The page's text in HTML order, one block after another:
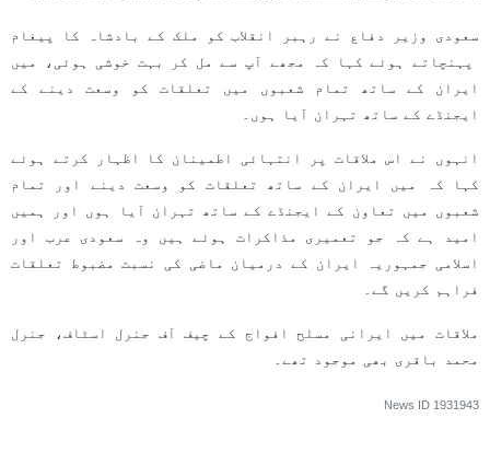
سعودی وزیر دفاع نے رہبر انقلاب کو ملک کے بادشاہ کا پیغام
پہنچاتے ہوئے کہا کہ مجھے آپ سے مل کر بہت خوشی ہوئی، میں
ایران کے ساتھ تمام شعبوں میں تعلقات کو وسعت دینے کے
ایجنڈے کے ساتھ تہران آیا ہوں۔
انہوں نے اس ملاقات پر انتہائی اطمینان کا اظہار کرتے ہوئے
کہا کہ میں ایران کے ساتھ تعلقات کو وسعت دینے اور تمام
شعبوں میں تعاون کے ایجنڈے کے ساتھ تہران آیا ہوں اور ہمیں
امید ہے کہ جو تعمیری مذاکرات ہوئے ہیں وہ سعودی عرب اور
اسلامی جمہوریہ ایران کے درمیان ماضی کی نسبت مضبوط تعلقات
فراہم کریں گے۔
ملاقات میں ایرانی مسلح افواج کے چیف آف جنرل اسٹاف، جنرل
محمد باقری بھی موجود تھے۔
News ID 1931943